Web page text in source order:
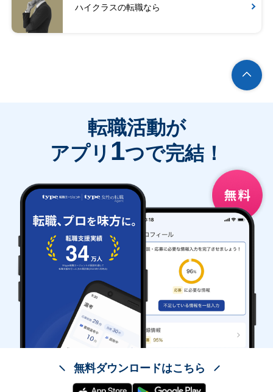
ハイクラスの転職なら
転職活動が
アプリ 1つで完結！
無料ダウンロードはこちら